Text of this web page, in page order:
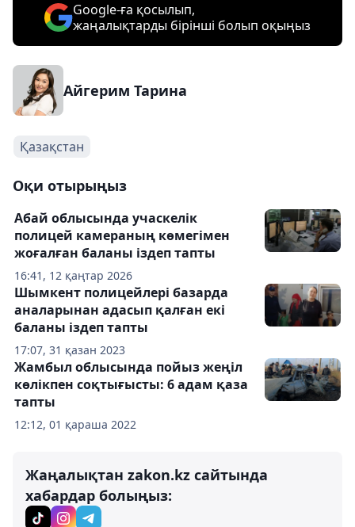
Google-ға қосылып,
жаңалықтарды бірінші болып оқыңыз
Айгерим Тарина
Қазақстан
Оқи отырыңыз
16:41, 12 қаңтар 2026
Абай облысында учаскелік
полицей камераның көмегімен
жоғалған баланы іздеп тапты
17:07, 31 қазан 2023
Шымкент полицейлері базарда
аналарынан адасып қалған екі
баланы іздеп тапты
12:12, 01 қараша 2022
Жамбыл облысында пойыз жеңіл
көлікпен соқтығысты: 6 адам қаза
тапты
Жаңалықтан zakon.kz сайтында
хабардар болыңыз: